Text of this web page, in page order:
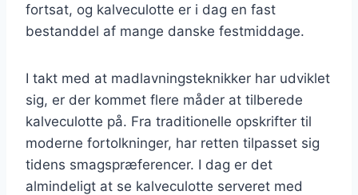
fortsat, og kalveculotte er i dag en fast
bestanddel af mange danske festmiddage.
I takt med at madlavningsteknikker har udviklet
sig, er der kommet flere måder at tilberede
kalveculotte på. Fra traditionelle opskrifter til
moderne fortolkninger, har retten tilpasset sig
tidens smagspræferencer. I dag er det
almindeligt at se kalveculotte serveret med